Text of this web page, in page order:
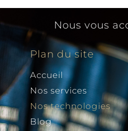
Nous vous
Plan du site
Accueil
Nos services
Nos technologies
Blog